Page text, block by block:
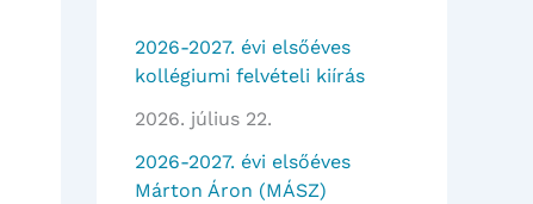
2026-2027. évi elsőéves
kollégiumi felvételi kiírás
2026. július 22.
2026-2027. évi elsőéves
Márton Áron (MÁSZ)